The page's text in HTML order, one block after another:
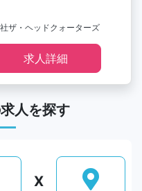
ザ・ヘッドクォーターズ
求人詳細
人を探す
X